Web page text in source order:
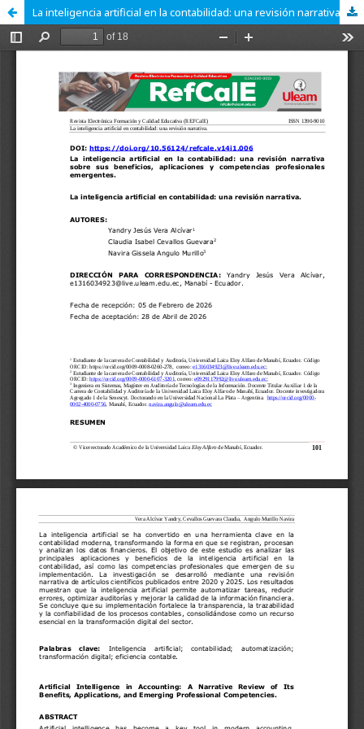
La inteligencia artificial en la contabilidad: una revisión narrativa sobre sus beneficios, aplicaciones y competencias profesionales emergentes